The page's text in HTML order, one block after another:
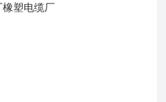
橡塑电缆厂